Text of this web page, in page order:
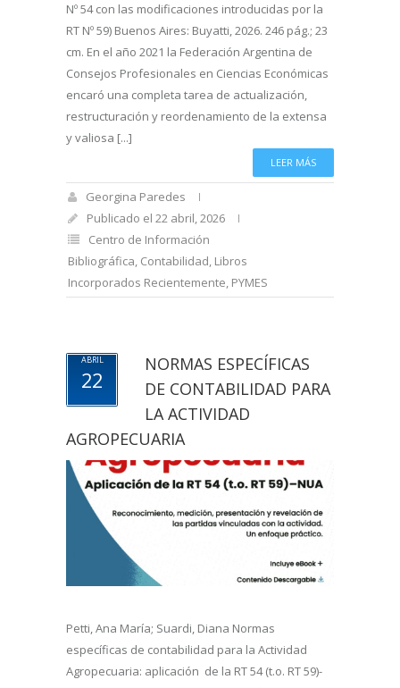
Nº 54 con las modificaciones introducidas por la
RT Nº 59) Buenos Aires: Buyatti, 2026. 246 pág.; 23
cm. En el año 2021 la Federación Argentina de
Consejos Profesionales en Ciencias Económicas
encaró una completa tarea de actualización,
restructuración y reordenamiento de la extensa
y valiosa [...]
LEER MÁS
Georgina Paredes
Publicado el 22 abril, 2026
Centro de Información
Bibliográfica, Contabilidad, Libros
Incorporados Recientemente, PYMES
ABRIL
22
NORMAS ESPECÍFICAS
DE CONTABILIDAD PARA
LA ACTIVIDAD
AGROPECUARIA
Petti, Ana María; Suardi, Diana Normas
específicas de contabilidad para la Actividad
Agropecuaria: aplicación de la RT 54 (t.o. RT 59)-